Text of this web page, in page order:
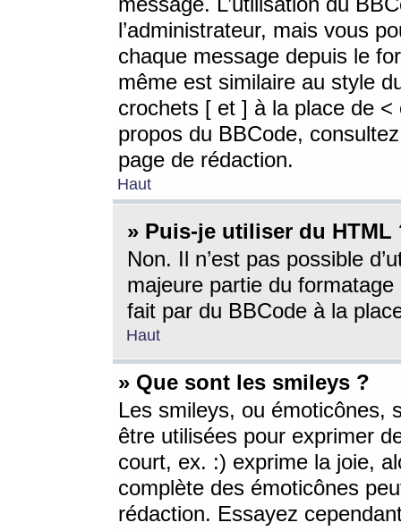
l’administrateur, mais vous
chaque message depuis le
même est similaire au style
crochets [ et ] à la place de <
propos du BBCode,
page de rédaction.
Haut
» Puis-je utiliser du HTML
Non. Il n’est pas possible
majeure partie du
fait par du BBCode à la
Haut
» Que sont les smileys ?
Les smileys, ou émoticônes,
être utilisées pour exprimer
court, ex. :) exprime la joie,
complète des émoticônes
rédaction. Essayez